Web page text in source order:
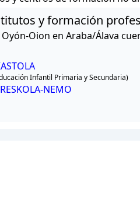
y formación
Oion en Araba/Álava
Infantil Primaria y Secundaria)
NEMO